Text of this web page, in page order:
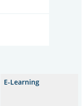
E-Learning